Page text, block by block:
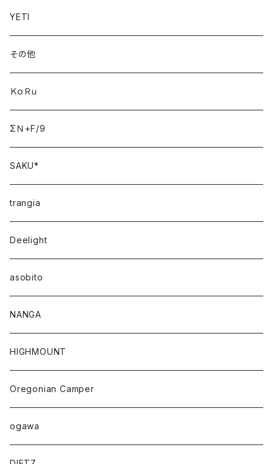
YETI
その他
ＫｏＲｕ
ΣＮ+F/9
SAKU*
trangia
Deelight
asobito
NANGA
HIGHMOUNT
Oregonian Camper
ogawa